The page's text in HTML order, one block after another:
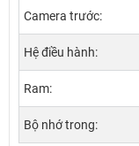
Camera trước:
Hệ điều hành:
Ram:
Bộ nhớ trong: